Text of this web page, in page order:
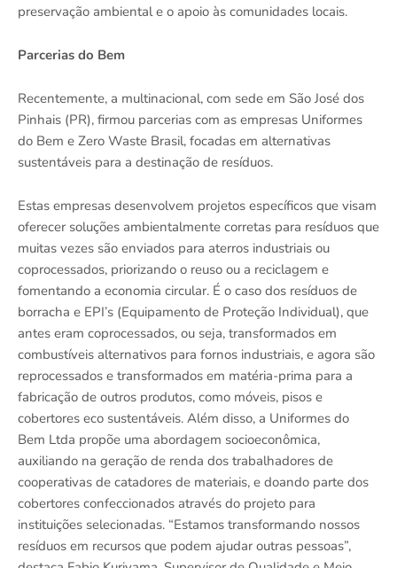
preservação ambiental e o apoio às comunidades locais.
Parcerias do Bem
Recentemente, a multinacional, com sede em São José dos
Pinhais (PR), firmou parcerias com as empresas Uniformes
do Bem e Zero Waste Brasil, focadas em alternativas
sustentáveis para a destinação de resíduos.
Estas empresas desenvolvem projetos específicos que visam
oferecer soluções ambientalmente corretas para resíduos que
muitas vezes são enviados para aterros industriais ou
coprocessados, priorizando o reuso ou a reciclagem e
fomentando a economia circular. É o caso dos resíduos de
borracha e EPI’s (Equipamento de Proteção Individual), que
antes eram coprocessados, ou seja, transformados em
combustíveis alternativos para fornos industriais, e agora são
reprocessados e transformados em matéria-prima para a
fabricação de outros produtos, como móveis, pisos e
cobertores eco sustentáveis. Além disso, a Uniformes do
Bem Ltda propõe uma abordagem socioeconômica,
auxiliando na geração de renda dos trabalhadores de
cooperativas de catadores de materiais, e doando parte dos
cobertores confeccionados através do projeto para
instituições selecionadas. “Estamos transformando nossos
resíduos em recursos que podem ajudar outras pessoas”,